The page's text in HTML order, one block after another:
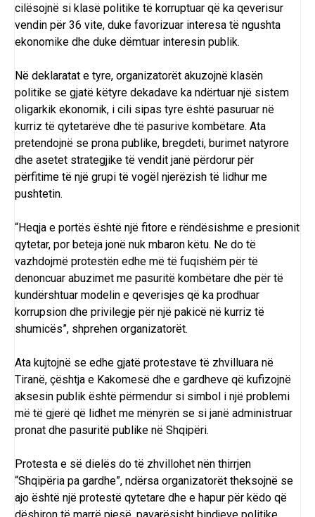
cilësojnë si klasë politike të korruptuar që ka qeverisur
vendin për 36 vite, duke favorizuar interesa të ngushta
ekonomike dhe duke dëmtuar interesin publik.
Në deklaratat e tyre, organizatorët akuzojnë klasën
politike se gjatë këtyre dekadave ka ndërtuar një sistem
oligarkik ekonomik, i cili sipas tyre është pasuruar në
kurriz të qytetarëve dhe të pasurive kombëtare. Ata
pretendojnë se prona publike, bregdeti, burimet natyrore
dhe asetet strategjike të vendit janë përdorur për
përfitime të një grupi të vogël njerëzish të lidhur me
pushtetin.
“Heqja e portës është një fitore e rëndësishme e presionit
qytetar, por beteja jonë nuk mbaron këtu. Ne do të
vazhdojmë protestën edhe më të fuqishëm për të
denoncuar abuzimet me pasuritë kombëtare dhe për të
kundërshtuar modelin e qeverisjes që ka prodhuar
korrupsion dhe privilegje për një pakicë në kurriz të
shumicës”, shprehen organizatorët.
Ata kujtojnë se edhe gjatë protestave të zhvilluara në
Tiranë, çështja e Kakomesë dhe e gardheve që kufizojnë
aksesin publik është përmendur si simbol i një problemi
më të gjerë që lidhet me mënyrën se si janë administruar
pronat dhe pasuritë publike në Shqipëri.
Protesta e së dielës do të zhvillohet nën thirrjen
“Shqipëria pa gardhe”, ndërsa organizatorët theksojnë se
ajo është një protestë qytetare dhe e hapur për këdo që